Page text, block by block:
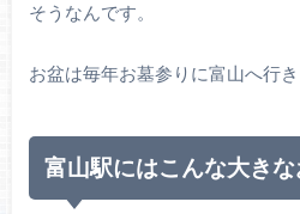
そうなんです。
お盆は毎年お墓参りに富山へ行き
富山駅にはこんな大きな